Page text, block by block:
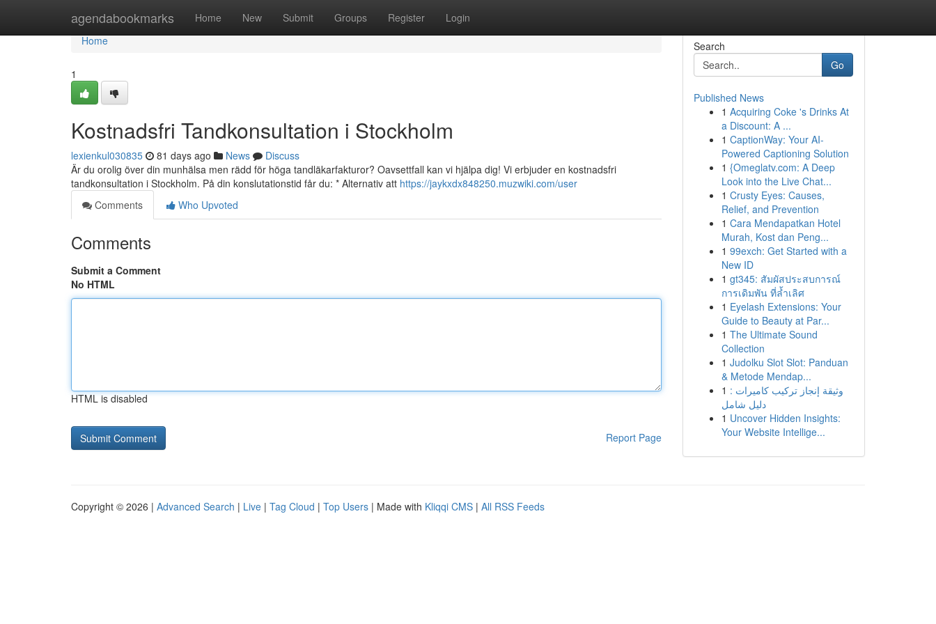
agendabookmarks Home New Submit Groups Register Login
Home
Home
1
Kostnadsfri Tandkonsultation i Stockholm
lexienkul030835 81 days ago News
Discuss
Är du orolig över din munhälsa men rädd för höga tandläkarfakturor? Oavsettfall kan vi hjälpa dig! Vi erbjuder en kostnadsfri
tandkonsultation i Stockholm. På din konslutationstid får du: * Alternativ att https://jaykxdx848250.muzwiki.com/user
Comments
Who Upvoted
Comments
Submit a Comment
No HTML
HTML is disabled
Report Page
Search
Go
Published News
1 Acquiring Coke 's Drinks At
a Discount: A ...
1 CaptionWay: Your AI-
Powered Captioning Solution
1 {Omeglatv.com: A Deep
Look into the Live Chat...
1 Crusty Eyes: Causes,
Relief, and Prevention
1 Cara Mendapatkan Hotel
Murah, Kost dan Peng...
1 99exch: Get Started with a
New ID
1 gt345: สัมผัสประสบการณ์
การเดิมพัน ที่ล้ำเลิศ
1 Eyelash Extensions: Your
Guide to Beauty at Par...
1 The Ultimate Sound
Collection
1 Judolku Slot Slot: Panduan
& Metode Mendap...
1 وثيقة إنجاز تركيب كاميرات :
دليل شامل
1 Uncover Hidden Insights:
Your Website Intellige...
Copyright © 2026 | Advanced Search | Live | Tag Cloud | Top Users | Made with Kliqqi CMS | All RSS Feeds